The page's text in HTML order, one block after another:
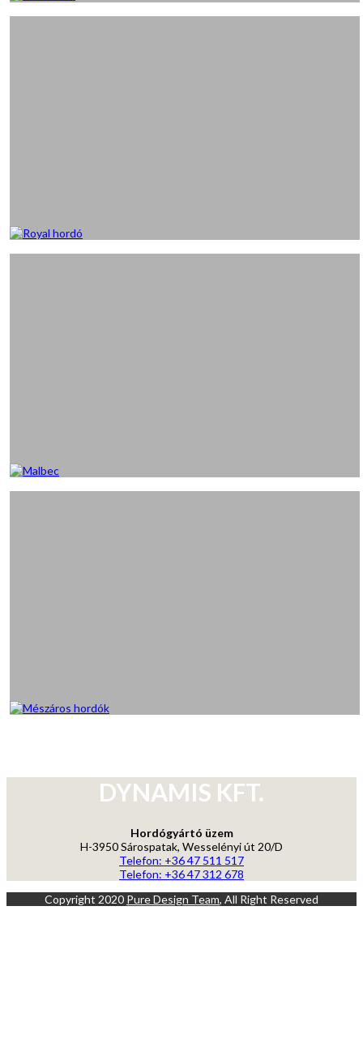
DYNAMIS KFT.
Hordógyártó üzem
H-3950 Sárospatak, Wesselényi út 20/D
Telefon: +36 47 511 517
Telefon: +36 47 312 678
Copyright 2020 Pure Design Team, All Right Reserved